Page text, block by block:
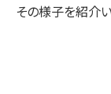
その様子を紹介い